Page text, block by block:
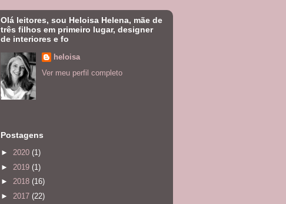
Olá leitores, sou Heloisa Helena, mãe de
três filhos em primeiro lugar, designer
de interiores e fo
heloisa
Ver meu perfil completo
Postagens
► 2020 (1)
► 2019 (1)
► 2018 (16)
► 2017 (22)